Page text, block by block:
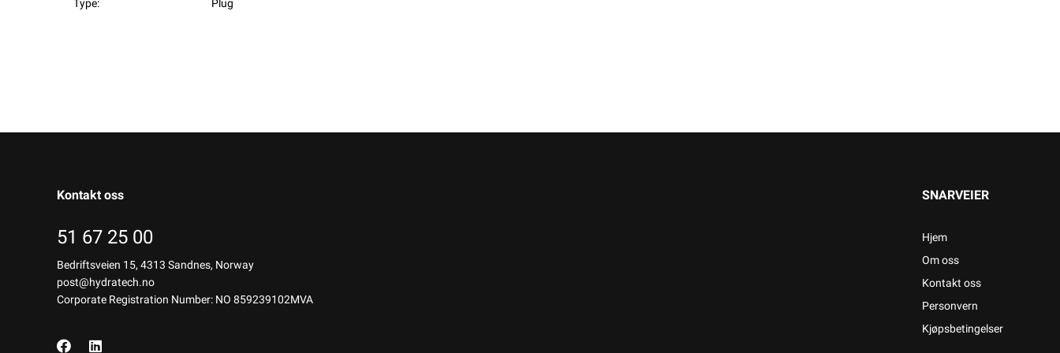
Type: Plug
Kontakt oss
51 67 25 00
Bedriftsveien 15, 4313 Sandnes, Norway
post@hydratech.no
Corporate Registration Number: NO 859239102MVA
SNARVEIER
Hjem
Om oss
Kontakt oss
Personvern
Kjøpsbetingelser